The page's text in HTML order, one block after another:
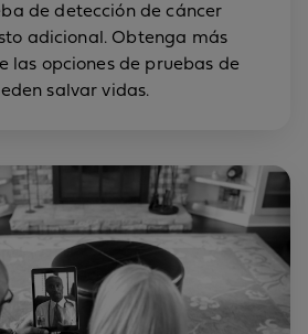
de detección de cáncer
adicional. Obtenga más
las opciones de pruebas de
salvar vidas.